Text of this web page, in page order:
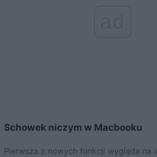
Schowek niczym w Macbooku
Pierwsza z nowych funkcji wygląda na